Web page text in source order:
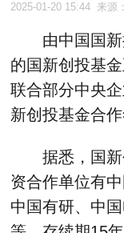
2025-01-20 15:44 来源
由中国国新
的国新创投基
联合部分中央
新创投基金合作
据悉，国新
资合作单位有
中国有研、中